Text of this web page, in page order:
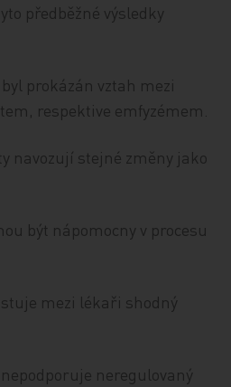
předběžné výsledky
prokázán vztah mezi
respektive emfyzémem.
navozují stejné změny jako
být nápomocny v procesu
mezi lékaři shodný
nepodporuje neregulovaný